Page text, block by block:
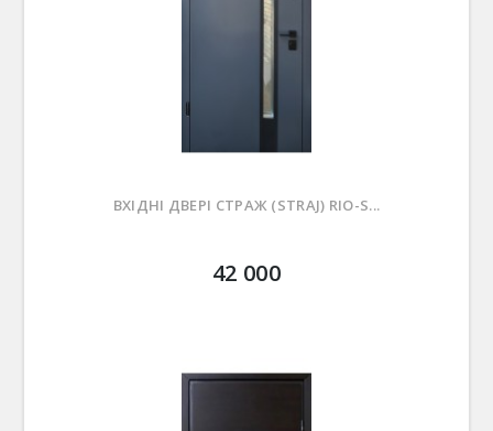
ВХІДНІ ДВЕРІ СТРАЖ (STRAJ) RIO-S...
42 000